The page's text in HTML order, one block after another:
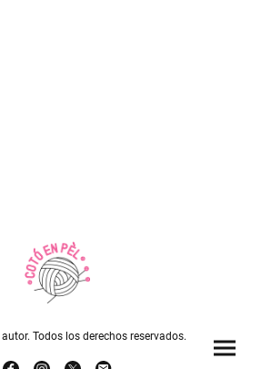
Todos los derechos reservados.